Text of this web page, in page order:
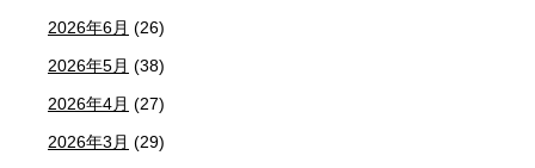
2026年6月 (26)
2026年5月 (38)
2026年4月 (27)
2026年3月 (29)